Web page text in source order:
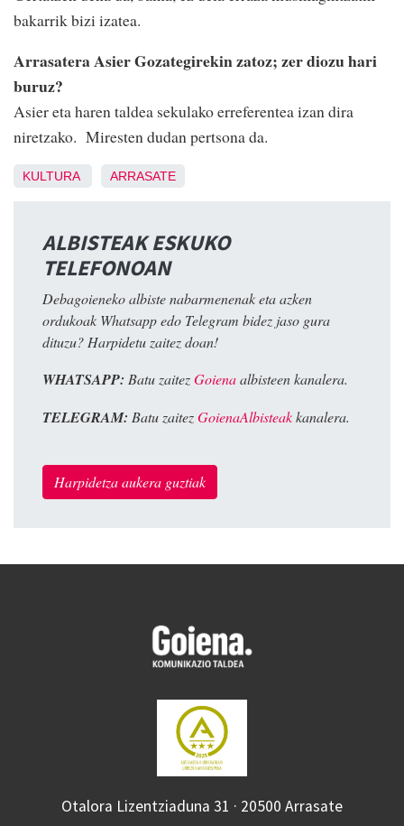
bakarrik bizi izatea.
Arrasatera Asier Gozategirekin zatoz; zer diozu hari
buruz?
Asier eta haren taldea sekulako erreferentea izan dira
niretzako. Miresten dudan pertsona da.
KULTURA ARRASATE
ALBISTEAK ESKUKO
TELEFONOAN
Debagoieneko albiste nabarmenenak eta azken
ordukoak Whatsapp edo Telegram bidez jaso gura
dituzu? Harpidetu zaitez doan!
WHATSAPP: Batu zaitezGoienaalbisteen kanalera.
TELEGRAM: Batu zaitezGoienaAlbisteakkanalera.
Harpidetza aukera guztiak
Otalora Lizentziaduna 31 · 20500 Arrasate